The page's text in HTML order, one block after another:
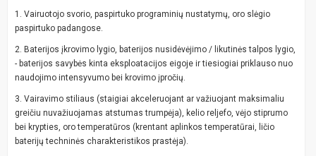
1. Vairuotojo svorio, paspirtuko programinių nustatymų, oro slėgio
paspirtuko padangose.
2. Baterijos įkrovimo lygio, baterijos nusidėvėjimo / likutinės talpos lygio,
- baterijos savybės kinta eksploatacijos eigoje ir tiesiogiai priklauso nuo
naudojimo intensyvumo bei krovimo įpročių.
3. Vairavimo stiliaus (staigiai akceleruojant ar važiuojant maksimaliu
greičiu nuvažiuojamas atstumas trumpėja), kelio reljefo, vėjo stiprumo
bei krypties, oro temperatūros (krentant aplinkos temperatūrai, ličio
baterijų techninės charakteristikos prastėja).